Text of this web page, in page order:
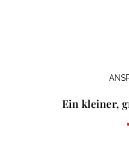
Ein kleiner,